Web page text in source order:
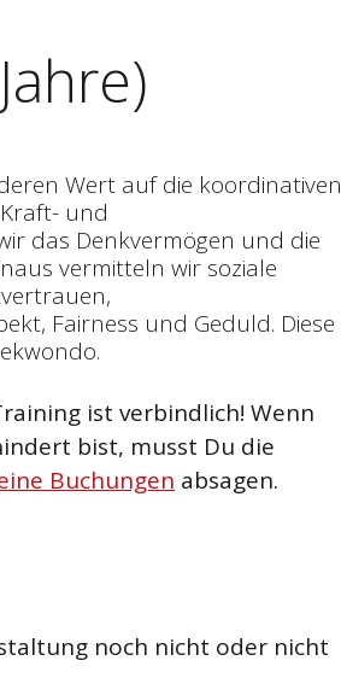
Wert auf die koordinativen
und
das Denkvermögen und die
vermitteln wir soziale
Fairness und Geduld. Diese
ist verbindlich! Wenn
bist, musst Du die
Buchungen absagen.
noch nicht oder nicht